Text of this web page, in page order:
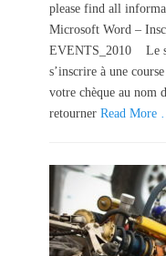
d
o
n
please find all
Microsoft Word –
EVENTS_2010 Le
s’inscrire à une
votre chèque au nom
retourner Read More …